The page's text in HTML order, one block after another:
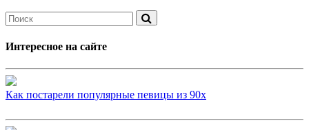
Интересное на сайте
Как постарели популярные певицы из 90х